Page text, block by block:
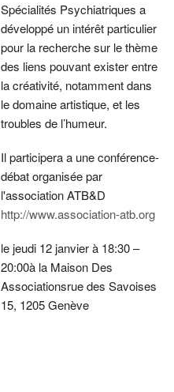
Spécialités Psychiatriques a
développé un intérêt particulier
pour la recherche sur le thème
des liens pouvant exister entre
la créativité, notamment dans
le domaine artistique, et les
troubles de l’humeur.
Il participera a une conférence-
débat organisée par
l'association ATB&D
http://www.association-atb.org
le jeudi 12 janvier à 18:30 –
20:00à la Maison Des
Associationsrue des Savoises
15, 1205 Genève